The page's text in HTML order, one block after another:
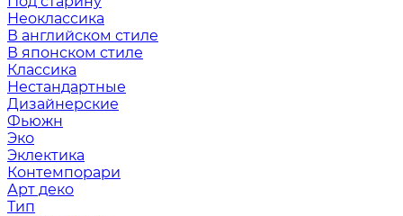
Неоклассика
В английском стиле
В японском стиле
Классика
Нестандартные
Дизайнерские
Фьюжн
Эко
Эклектика
Контемпорари
Арт деко
Тип